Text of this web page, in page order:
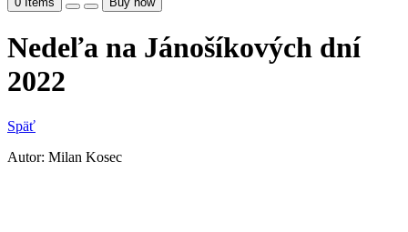
Nedeľa na Jánošíkových dní
2022
Späť
Autor: Milan Kosec